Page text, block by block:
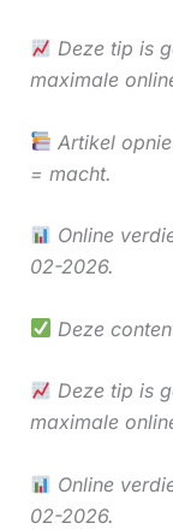
Deze tip is
maximale
Artikel
= macht.
Online
02-2026.
Deze
Deze tip is
maximale
Online
02-2026.